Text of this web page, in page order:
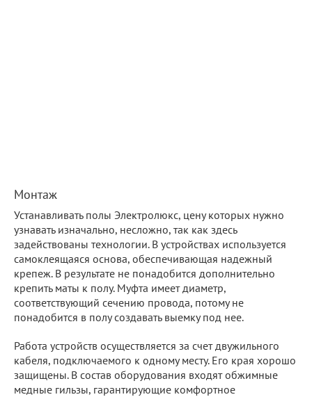
Монтаж
Устанавливать полы Электролюкс, цену которых нужно
узнавать изначально, несложно, так как здесь
задействованы технологии. В устройствах используется
самоклеящаяся основа, обеспечивающая надежный
крепеж. В результате не понадобится дополнительно
крепить маты к полу. Муфта имеет диаметр,
соответствующий сечению провода, потому не
понадобится в полу создавать выемку под нее.
Работа устройств осуществляется за счет двужильного
кабеля, подключаемого к одному месту. Его края хорошо
защищены. В состав оборудования входят обжимные
медные гильзы, гарантирующие комфортное